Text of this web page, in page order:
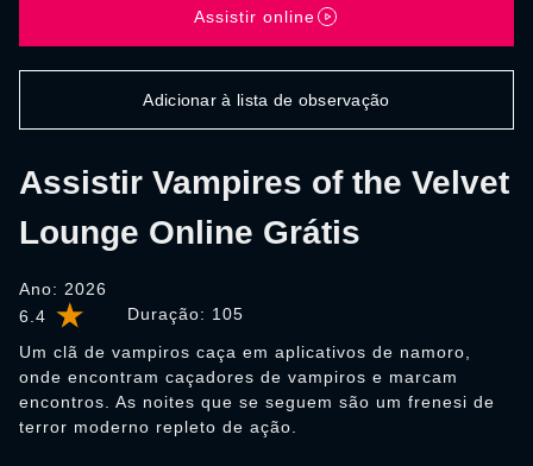
6.4 Duração: 105
Assistir Vampires of the Velvet
Lounge Online Grátis
Ano: 2026
Um clã de vampiros caça em aplicativos de namoro,
onde encontram caçadores de vampiros e marcam
encontros. As noites que se seguem são um frenesi de
terror moderno repleto de ação.
Assistir online
Adicionar à lista de observação